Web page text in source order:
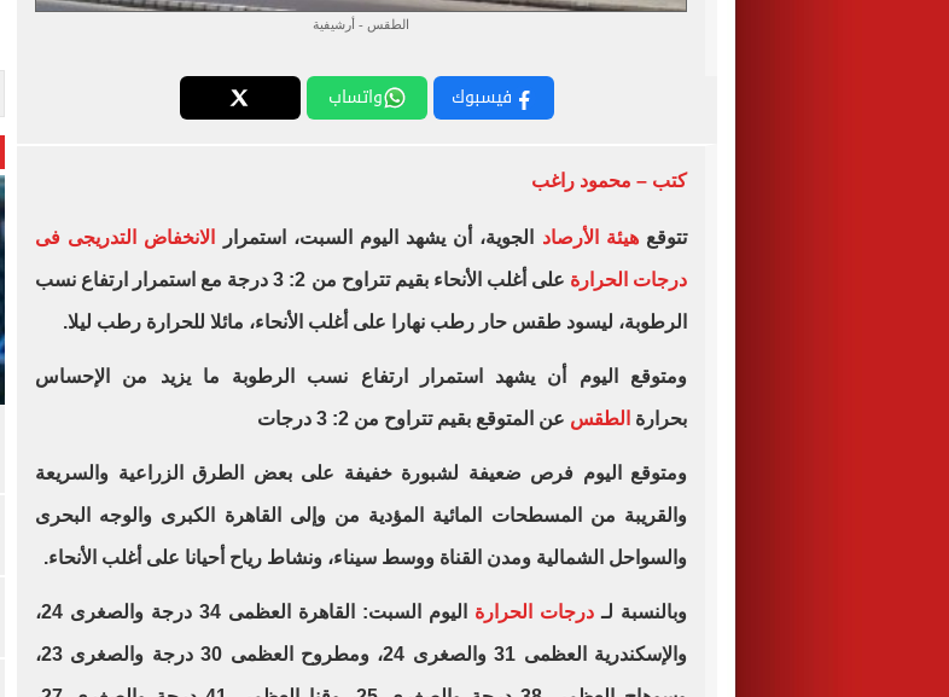
الطقس - أرشيفية
فيسبوك واتساب
كتب – محمود راغب
تتوقعهيئة الأرصاد الجوية، أن يشهد اليوم السبت، استمرار الانخفاض التدريجى فى
درجات الحرارة على أغلب الأنحاء بقيم تتراوح من 2: 3 درجة مع استمرار ارتفاع نسب
الرطوبة، ليسود طقس حار رطب نهارا على أغلب الأنحاء، مائلا للحرارة رطب ليلا.
ومتوقع اليوم أن يشهد استمرار ارتفاع نسب الرطوبة ما يزيد من الإحساس
بحرارة الطقس عن المتوقع بقيم تتراوح من 2: 3 درجات
ومتوقع اليوم فرص ضعيفة لشبورة خفيفة على بعض الطرق الزراعية والسريعة
والقريبة من المسطحات المائية المؤدية من وإلى القاهرة الكبرى والوجه البحرى
والسواحل الشمالية ومدن القناة ووسط سيناء، ونشاط رياح أحيانا على أغلب الأنحاء.
وبالنسبة لـ درجات الحرارة اليوم السبت: القاهرة العظمى 34 درجة والصغرى 24،
والإسكندرية العظمى 31 والصغرى 24، ومطروح العظمى 30 درجة والصغرى 23،